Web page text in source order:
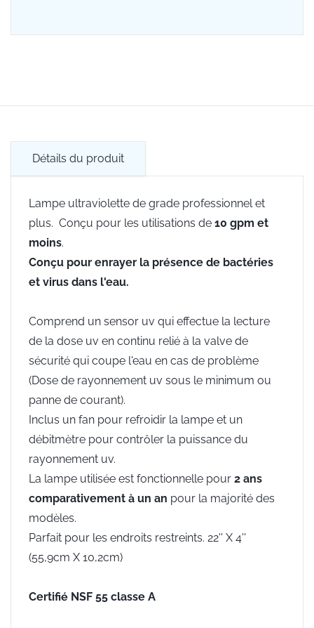
Détails du produit
Lampe ultraviolette de grade professionnel et
plus. Conçu pour les utilisations de 10 gpm et
moins.
Conçu pour enrayer la présence de bactéries
et virus dans l'eau.
Comprend un sensor uv qui effectue la lecture
de la dose uv en continu relié à la valve de
sécurité qui coupe l'eau en cas de problème
(Dose de rayonnement uv sous le minimum ou
panne de courant).
Inclus un fan pour refroidir la lampe et un
débitmètre pour contrôler la puissance du
rayonnement uv.
La lampe utilisée est fonctionnelle pour 2 ans
comparativement à un an pour la majorité des
modèles.
Parfait pour les endroits restreints. 22'' X 4''
(55,9cm X 10,2cm)
Certifié NSF 55 classe A